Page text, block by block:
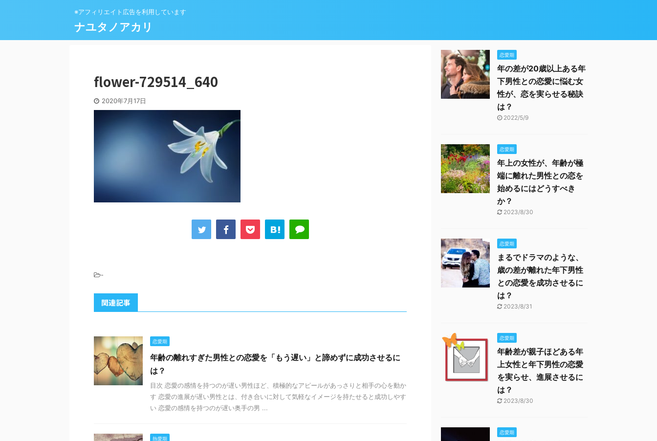
※アフィリエイト広告を利用しています
ナユタノアカリ
flower-729514_640
2020年7月17日
-
関連記事
恋愛期
年齢の離れすぎた男性との恋愛を「もう遅い」と諦めずに成功させるに
は？
目次 恋愛の感情を持つのが遅い男性ほど、積極的なアピールがあっさりと相手の心を動か
す 恋愛の進展が遅い男性とは、付き合いに対して気軽なイメージを持たせると成功しやす
い 恋愛の感情を持つのが遅い奥手の男 ...
熱愛期
恋愛期
年の差が20歳以上ある年
下男性との恋愛に悩む女
性が、恋を実らせる秘訣
は？
2022/5/9
恋愛期
年上の女性が、年齢が極
端に離れた男性との恋を
始めるにはどうすべき
か？
2023/8/30
恋愛期
まるでドラマのような、
歳の差が離れた年下男性
との恋愛を成功させるに
は？
2023/8/31
恋愛期
年齢差が親子ほどある年
上女性と年下男性の恋愛
を実らせ、進展させるに
は？
2023/8/30
恋愛期